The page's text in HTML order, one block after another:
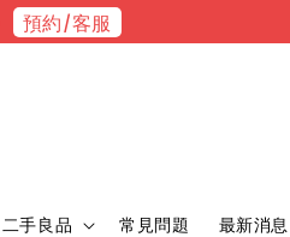
預約/客服
二手良品 常見問題 最新消息